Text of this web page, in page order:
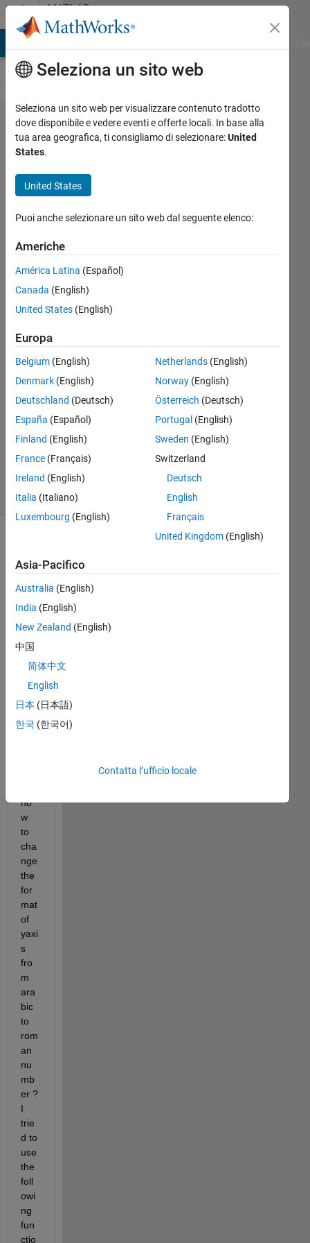
Vai al contenutoMATLAB
Answers
How to
convert
format
yaxis?
Ivan
27 Ago
2021
Risposta
accettata
Aggiornato
27 Ago
11
Visualizzazioni
(30 giorni)
I
e a
plot
x-y.
wo
ho
w
to
cha
nge
the
for
mat
of
yaxi
s
fro
m
ara
bic
to
rom
an
nu
mb
er ?
I
trie
d to
use
the
foll
owi
ng
fun
ctio
Seleziona un sito web
Seleziona un sito web per visualizzare contenuto tradotto
dove disponibile e vedere eventi e offerte locali. In base alla
tua area geografica, ti consigliamo di selezionare:United
States.
United States
Puoi anche selezionare un sito web dal seguente elenco:
Americhe
América Latina (Español)
Canada (English)
United States (English)
Europa
Belgium (English)
Denmark (English)
Deutschland (Deutsch)
España (Español)
Finland (English)
France (Français)
Ireland (English)
Italia (Italiano)
Luxembourg (English)
Netherlands(English)
Norway(English)
Österreich (Deutsch)
Portugal (English)
Sweden (English)
Switzerland
Deutsch
English
Français
United Kingdom(English)
Asia-Pacifico
Australia (English)
India (English)
New Zealand (English)
中国
简体中文
English
日本 (日本語)
한국 (한국어)
Contatta l’ufficio locale